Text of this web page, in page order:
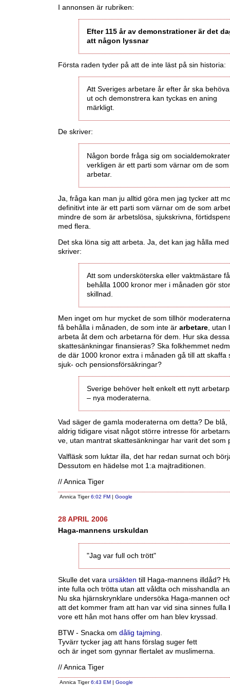
I annonsen är rubriken:
Efter 115 år av demonstrationer är det
att någon lyssnar
Första raden tyder på att de inte läst på sin historia:
Att Sveriges arbetare år efter år ska
ut och demonstrera kan tyckas en aning
märkligt.
De skriver:
Någon borde fråga sig om
verkligen är ett parti som värnar om de som
arbetar.
Ja, fråga kan man ju alltid göra men jag tycker att
definitivt inte är ett parti som värnar om de som
mindre de som är arbetslösa, sjukskrivna,
med flera.
Det ska löna sig att arbeta. Ja, det kan jag hålla
skriver:
Att som undersköterska eller vaktmästare få
behålla 1000 kronor mer i månaden gör stor
skillnad.
Men inget om hur mycket de som tillhör
få behålla i månaden, de som inte är arbetare, utan
arbeta åt dem och arbetarna för dem. Hur ska dessa
skattesänkningar finansieras? Ska folkhemmet
de där 1000 kronor extra i månaden gå till att skaffa
sjuk- och pensionsförsäkringar?
Sverige behöver helt enkelt ett nytt
– nya moderaterna.
Vad säger de gamla moderaterna om detta? De blå,
aldrig tidigare visat något större intresse för
ve, utan mantrat skattesänkningar har varit det som
Valfläsk som luktar illa, det har redan surnat och
Dessutom en hädelse mot 1:a majtraditionen.
// Annica Tiger
Annica Tiger6:02 FM | Google
28 APRIL 2006
Haga-mannens urskuldan
"Jag var full och trött"
Skulle det vara ursäkten till Haga-mannens illdåd?
inte fulla och trötta utan att våldta och misshandla
Nu ska hjärnskrynklare undersöka Haga-mannen
att det kommer fram att han var vid sina sinnes fulla
vore ett hån mot hans offer om han blev kryssad.
BTW - Snacka om dålig tajming.
Tyvärr tycker jag att hans förslag suger fett
och är inget som gynnar flertalet av muslimerna.
// Annica Tiger
Annica Tiger6:43 EM | Google